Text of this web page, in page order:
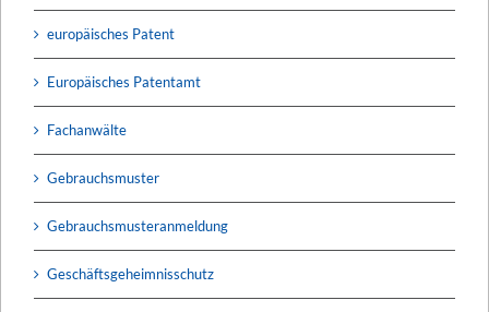
europäisches Patent
Europäisches Patentamt
Fachanwälte
Gebrauchsmuster
Gebrauchsmusteranmeldung
Geschäftsgeheimnisschutz